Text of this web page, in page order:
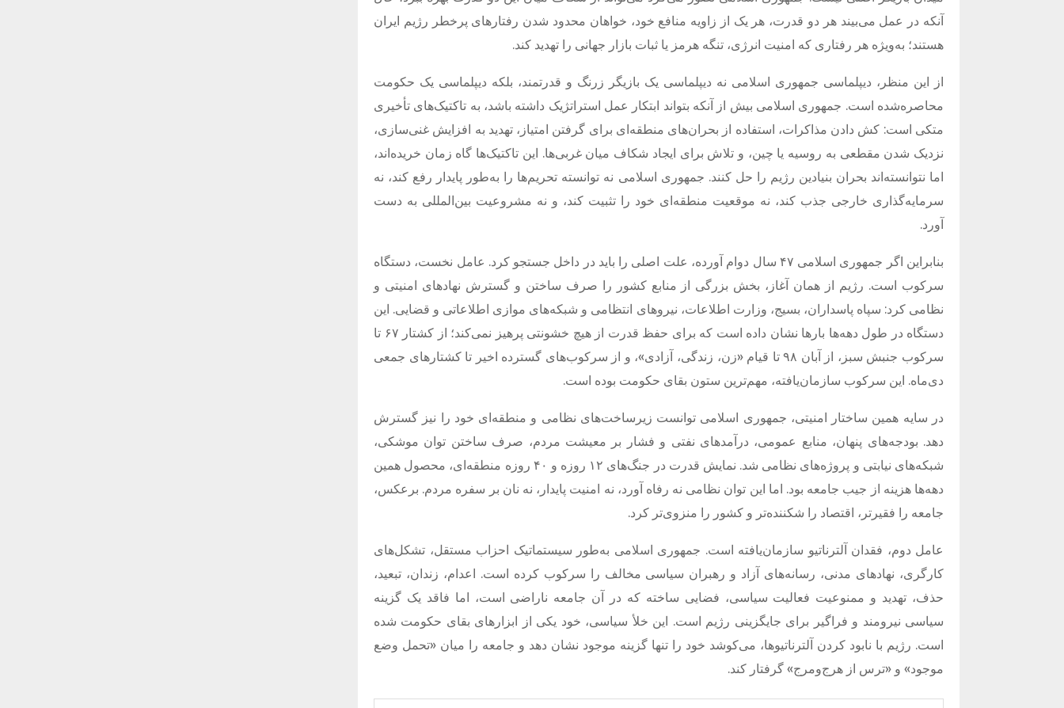
آنکه در عمل می‌بیند هر دو قدرت، هر یک از زاویه منافع خود، خواهان محدود شدن رفتارهای پرخطر رژیم ایران
هستند؛ به‌ویژه هر رفتاری که امنیت انرژی، تنگه هرمز یا ثبات بازار جهانی را تهدید کند.
از این منظر، دیپلماسی جمهوری اسلامی نه دیپلماسی یک بازیگر زرنگ و قدرتمند، بلکه دیپلماسی یک حکومت
محاصره‌شده است. جمهوری اسلامی بیش از آنکه بتواند ابتکار عمل استراتژیک داشته باشد، به تاکتیک‌های تأخیری
متکی است: کش دادن مذاکرات، استفاده از بحران‌های منطقه‌ای برای گرفتن امتیاز، تهدید به افزایش غنی‌سازی،
نزدیک شدن مقطعی به روسیه یا چین، و تلاش برای ایجاد شکاف میان غربی‌ها. این تاکتیک‌ها گاه زمان خریده‌اند،
اما نتوانسته‌اند بحران بنیادین رژیم را حل کنند. جمهوری اسلامی نه توانسته تحریم‌ها را به‌طور پایدار رفع کند، نه
سرمایه‌گذاری خارجی جذب کند، نه موقعیت منطقه‌ای خود را تثبیت کند، و نه مشروعیت بین‌المللی به دست
آورد.
بنابراین اگر جمهوری اسلامی ۴۷ سال دوام آورده، علت اصلی را باید در داخل جستجو کرد. عامل نخست، دستگاه
سرکوب است. رژیم از همان آغاز، بخش بزرگی از منابع کشور را صرف ساختن و گسترش نهادهای امنیتی و
نظامی کرد: سپاه پاسداران، بسیج، وزارت اطلاعات، نیروهای انتظامی و شبکه‌های موازی اطلاعاتی و قضایی. این
دستگاه در طول دهه‌ها بارها نشان داده است که برای حفظ قدرت از هیچ خشونتی پرهیز نمی‌کند؛ از کشتار ۶۷ تا
سرکوب جنبش سبز، از آبان ۹۸ تا قیام «زن، زندگی، آزادی»، و از سرکوب‌های گسترده اخیر تا کشتارهای جمعی
دی‌ماه. این سرکوب سازمان‌یافته، مهم‌ترین ستون بقای حکومت بوده است.
در سایه همین ساختار امنیتی، جمهوری اسلامی توانست زیرساخت‌های نظامی و منطقه‌ای خود را نیز گسترش
دهد. بودجه‌های پنهان، منابع عمومی، درآمدهای نفتی و فشار بر معیشت مردم، صرف ساختن توان موشکی،
شبکه‌های نیابتی و پروژه‌های نظامی شد. نمایش قدرت در جنگ‌های ۱۲ روزه و ۴۰ روزه منطقه‌ای، محصول همین
دهه‌ها هزینه‌ از جیب جامعه بود. اما این توان نظامی نه رفاه آورد، نه امنیت پایدار، نه نان بر سفره مردم. برعکس،
جامعه را فقیرتر، اقتصاد را شکننده‌تر و کشور را منزوی‌تر کرد.
عامل دوم، فقدان آلترناتیو سازمان‌یافته است. جمهوری اسلامی به‌طور سیستماتیک احزاب مستقل، تشکل‌های
کارگری، نهادهای مدنی، رسانه‌های آزاد و رهبران سیاسی مخالف را سرکوب کرده است. اعدام، زندان، تبعید،
حذف، تهدید و ممنوعیت فعالیت سیاسی، فضایی ساخته که در آن جامعه ناراضی است، اما فاقد یک گزینه
سیاسی نیرومند و فراگیر برای جایگزینی رژیم است. این خلأ سیاسی، خود یکی از ابزارهای بقای حکومت شده
است. رژیم با نابود کردن آلترناتیوها، می‌کوشد خود را تنها گزینه موجود نشان دهد و جامعه را میان «تحمل وضع
موجود» و «ترس از هرج‌ومرج» گرفتار کند.